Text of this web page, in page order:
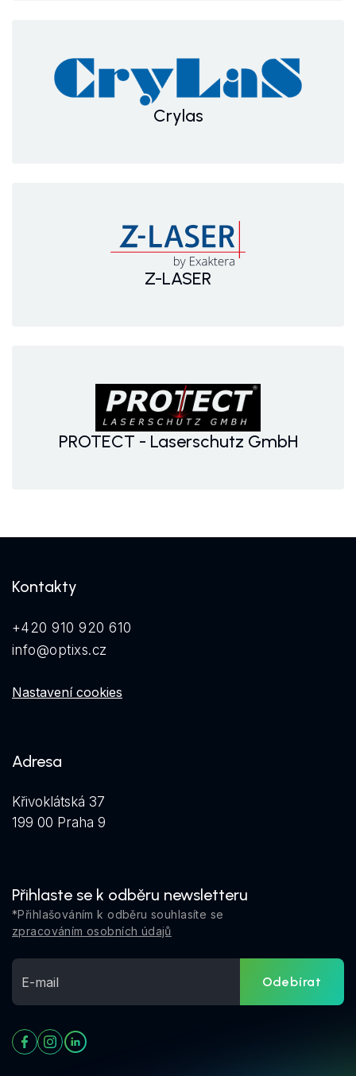
Crylas
Z-LASER
PROTECT - Laserschutz GmbH
Kontakty
+420 910 920 610
info@optixs.cz
Nastavení cookies
Adresa
Křivoklátská 37
199 00 Praha 9
Přihlaste se k odběru newsletteru
*Přihlašováním k odběru souhlasíte se
zpracováním osobních údajů
Odebírat